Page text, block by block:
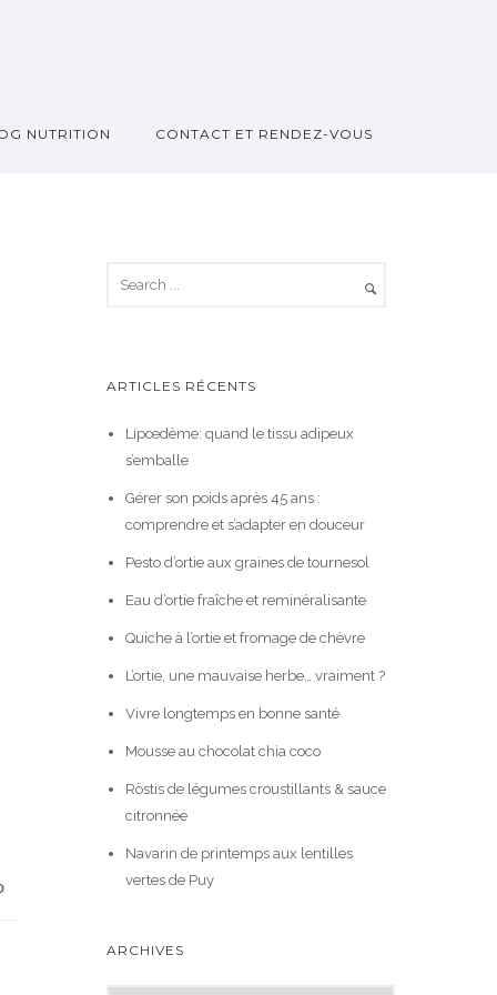
NUTRITION CONTACT ET RENDEZ-VOUS
ARTICLES RÉCENTS
Lipœdème: quand le tissu adipeux
s’emballe
Gérer son poids après 45 ans :
comprendre et s’adapter en douceur
Pesto d’ortie aux graines de tournesol
Eau d’ortie fraîche et reminéralisante
Quiche à l’ortie et fromage de chèvre
L’ortie, une mauvaise herbe… vraiment ?
Vivre longtemps en bonne santé
Mousse au chocolat chia coco
Röstis de légumes croustillants & sauce
citronnée
Navarin de printemps aux lentilles
vertes de Puy
ARCHIVES